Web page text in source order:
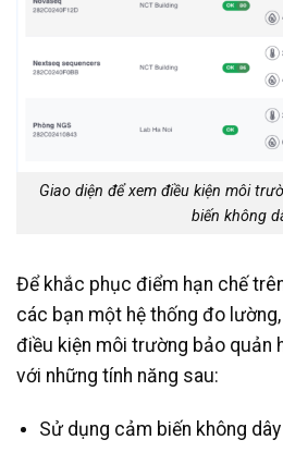
Giao diện để xem điều kiện môi
biến không
Để khắc phục điểm hạn chế
các bạn một hệ thống đo
điều kiện môi trường bảo quản
với những tính năng sau:
Sử dụng cảm biến không